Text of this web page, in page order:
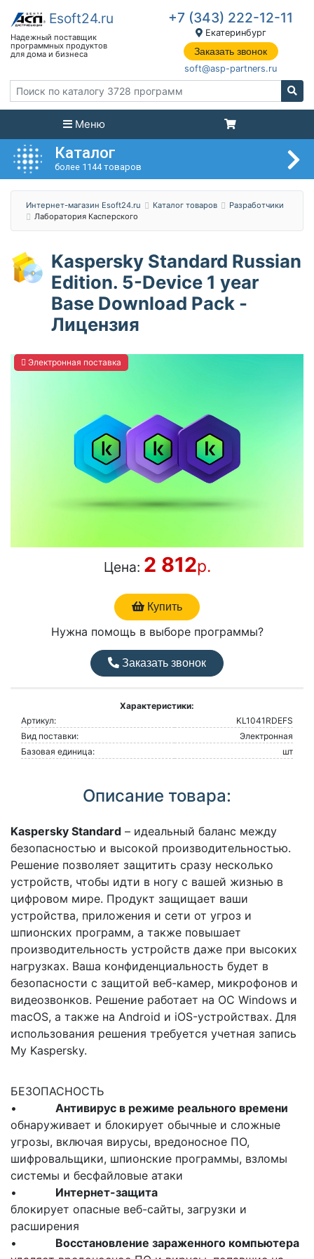
+7 (343) 222-12-11
Екатеринбург
Заказать звонок
soft@asp-partners.ru
Меню
Каталог
более 1144 товаров
Интернет-магазин Esoft24.ru Каталог товаров
Разработчики
Лаборатория Касперского
Kaspersky Standard Russian
Edition. 5-Device 1 year
Base Download Pack -
Лицензия
Электронная поставка
Цена: 2 812р.
Купить
Нужна помощь в выборе программы?
Заказать звонок
Характеристики:
Артикул:
KL1041RDEFS
Вид поставки:
Электронная
Базовая единица:
шт
Описание товара:
Kaspersky Standard – идеальный баланс между
безопасностью и высокой производительностью.
Решение позволяет защитить сразу несколько
устройств, чтобы идти в ногу с вашей жизнью в
цифровом мире. Продукт защищает ваши
устройства, приложения и сети от угроз и
шпионских программ, а также повышает
производительность устройств даже при высоких
нагрузках. Ваша конфиденциальность будет в
безопасности с защитой веб-камер, микрофонов и
видеозвонков. Решение работает на ОС Windows и
macOS, а также на Android и iOS-устройствах. Для
использования решения требуется учетная запись
My Kaspersky.
БЕЗОПАСНОСТЬ
• Антивирус в режиме реального времени
обнаруживает и блокирует обычные и сложные
угрозы, включая вирусы, вредоносное ПО,
шифровальщики, шпионские программы, взломы
системы и бесфайловые атаки
• Интернет-защита
блокирует опасные веб-сайты, загрузки и
расширения
• Восстановление зараженного компьютера